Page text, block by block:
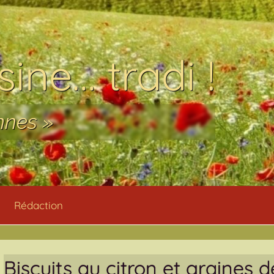
tradi !
»
Rédaction
Biscuits au citron et graines